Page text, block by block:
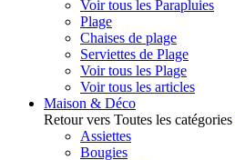
Voir tous les Parapluies
Plage
Chaises de plage
Serviettes de Plage
Voir tous les Plage
Voir tous les articles
Maison & Déco
Retour vers Toutes les catégories
Assiettes
Bougies